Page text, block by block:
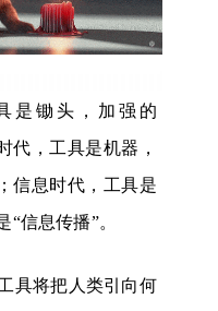
是锄头，加强的
代，工具是机器，
信息时代，工具是
“信息传播”。
具将把人类引向何